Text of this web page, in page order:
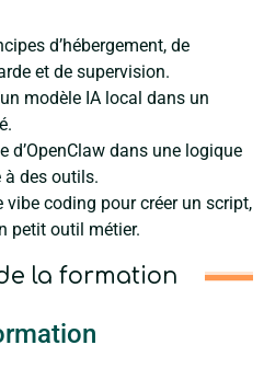
d’hébergement, de
et de supervision.
modèle IA local dans un
d’OpenClaw dans une logique
à des outils.
vibe coding pour créer un script,
petit outil métier.
la formation